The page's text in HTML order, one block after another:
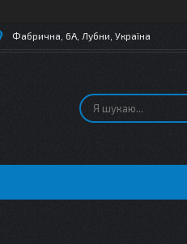
Фабрична, 6А, Лубни, Україна